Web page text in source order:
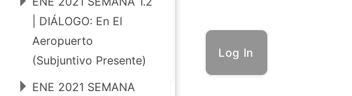
| DIÁLOGO: En El
Aeropuerto
(Subjuntivo Presente)
ENE 2021 SEMANA
b